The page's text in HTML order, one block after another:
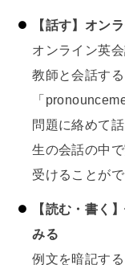
【話す】オン
オンライン英
教師と会話す
「
問題に絡めて
生の会話の中
受けることがで
【読む・書く
みる
例文を暗記す